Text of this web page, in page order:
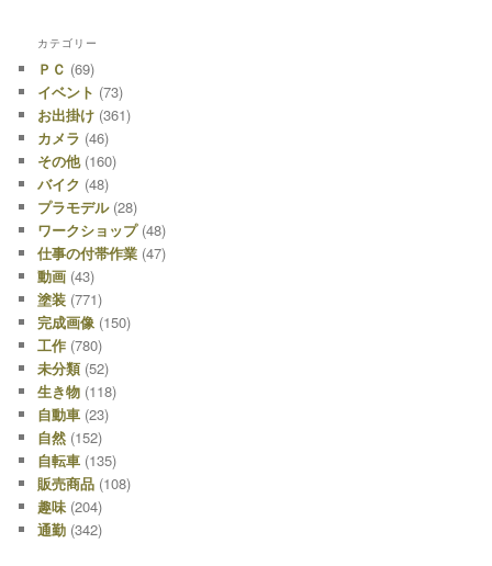
カテゴリー
ＰＣ (69)
イベント (73)
お出掛け (361)
カメラ (46)
その他(160)
バイク (48)
プラモデル(28)
ワークショップ(48)
仕事の付帯作業 (47)
動画 (43)
塗装 (771)
完成画像 (150)
工作 (780)
未分類(52)
生き物 (118)
自動車 (23)
自然 (152)
自転車 (135)
販売商品 (108)
趣味(204)
通勤 (342)